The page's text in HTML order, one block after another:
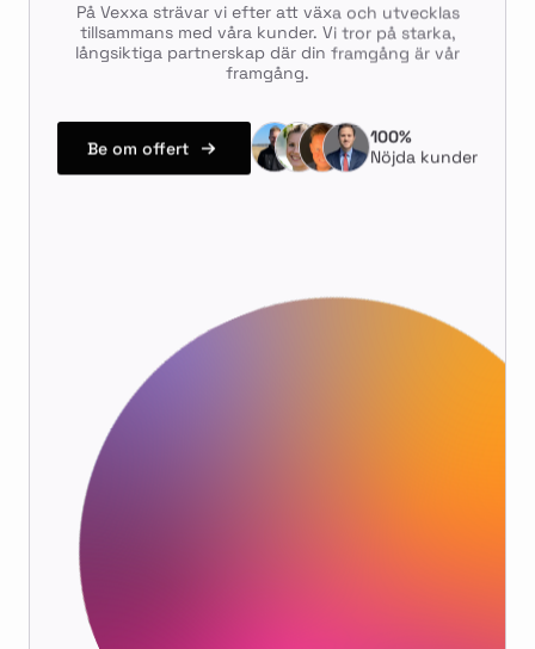
På Vexxa strävar vi efter att växa och utvecklas
tillsammans med våra kunder. Vi tror på starka,
långsiktiga partnerskap där din framgång är vår
framgång.
Be om offert
100%
Nöjda kunder